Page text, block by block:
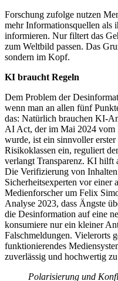
Forschung zufolge nutzen
mehr Informationsquellen als
informieren. Nur filtert das
zum Weltbild passen. Das
sondern im Kopf.
KI braucht Regeln
Dem Problem der
wenn man an allen fünf
das: Natürlich brauchen KI-
AI Act, der im Mai 2024 vom
wurde, ist ein sinnvoller
Risikoklassen ein, reguliert
verlangt Transparenz. KI hilft
Die Verifizierung von
Sicherheitsexperten vor einer
Medienforscher um Felix
Analyse 2023, dass Ängste
die Desinformation auf eine
konsumiere nur ein kleiner
Falschmeldungen. Vielerorts
funktionierendes
zuverlässig und hochwertig
Polarisierung und